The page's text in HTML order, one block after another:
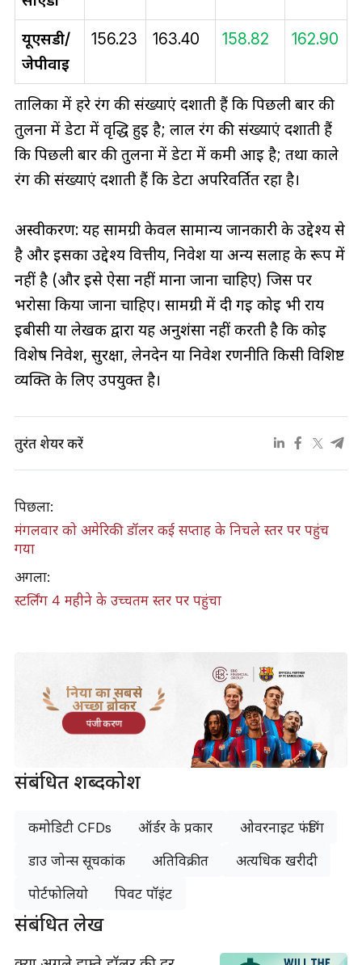
यूएसडी/
जेपीवाई
156.23 163.40 158.82 162.90
तालिका में हरे रंग की संख्याएं दर्शाती हैं कि पिछली बार की
तुलना में डेटा में वृद्धि हुई है; लाल रंग की संख्याएं दर्शाती हैं
कि पिछली बार की तुलना में डेटा में कमी आई है; तथा काले
रंग की संख्याएं दर्शाती हैं कि डेटा अपरिवर्तित रहा है।
अस्वीकरण: यह सामग्री केवल सामान्य जानकारी के उद्देश्य से
है और इसका उद्देश्य वित्तीय, निवेश या अन्य सलाह के रूप में
नहीं है (और इसे ऐसा नहीं माना जाना चाहिए) जिस पर
भरोसा किया जाना चाहिए। सामग्री में दी गई कोई भी राय
ईबीसी या लेखक द्वारा यह अनुशंसा नहीं करती है कि कोई
विशेष निवेश, सुरक्षा, लेनदेन या निवेश रणनीति किसी विशिष्ट
व्यक्ति के लिए उपयुक्त है।
तुरंत शेयर करें
पिछला:
मंगलवार को अमेरिकी डॉलर कई सप्ताह के निचले स्तर पर पहुंच
गया
अगला:
स्टर्लिंग 4 महीने के उच्चतम स्तर पर पहुंचा
दुनिया का सबसे
अच्छा ब्रोकर
पंजीकरण
संबंधित शब्दकोश
कमोडिटी CFDs ऑर्डर के प्रकार ओवरनाइट फंडिंग
डाउ जोन्स सूचकांक अतिविक्रीत अत्यधिक खरीदी
पोर्टफोलियो पिवट पॉइंट
संबंधित लेख